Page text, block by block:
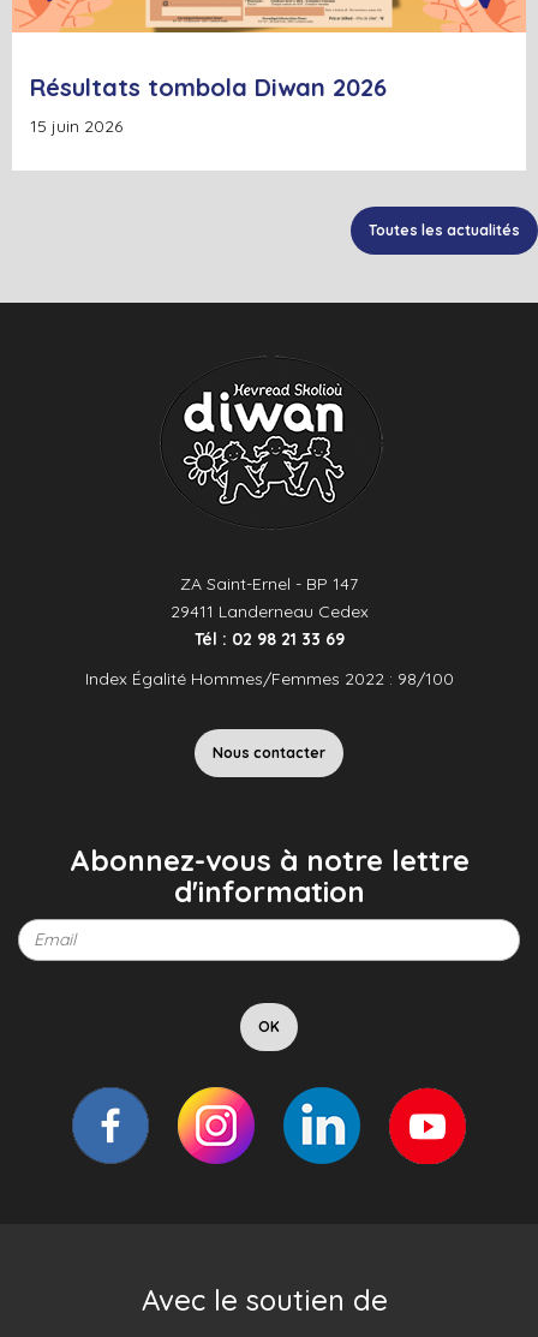
Résultats tombola Diwan 2026
15 juin 2026
Toutes les actualités
ZA Saint-Ernel - BP 147
29411 Landerneau Cedex
Tél : 02 98 21 33 69
Index Égalité Hommes/Femmes 2022 : 98/100
Nous contacter
Abonnez-vous à notre lettre
d'information
Avec le soutien de